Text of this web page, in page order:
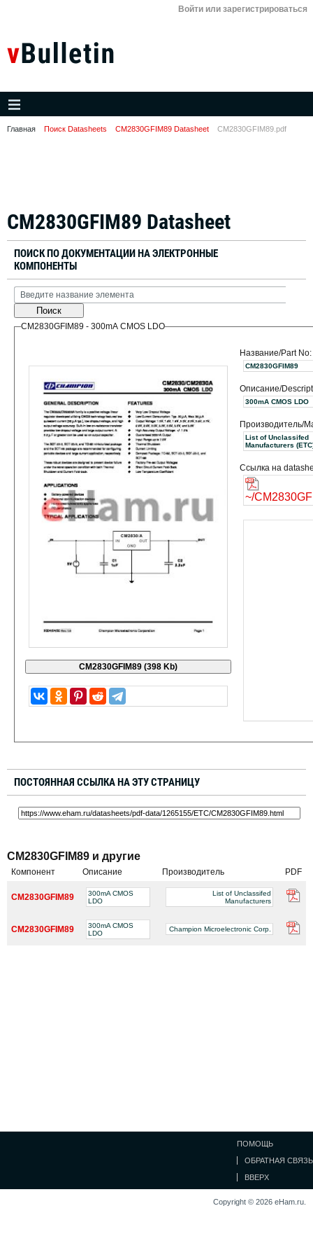
Войти или зарегистрироваться
Главная Поиск Datasheets CM2830GFIM89 Datasheet CM2830GFIM89.pdf
CM2830GFIM89 Datasheet
ПОИСК ПО ДОКУМЕНТАЦИИ НА ЭЛЕКТРОННЫЕ
КОМПОНЕНТЫ
Поиск
CM2830GFIM89 - 300mA CMOS LDO
Название/Part No:
CM2830GFIM89
Описание/
300mA CMOS LDO
Производитель/
List of Unclassifed
Manufacturers
Ссылка на
~/
ПОСТОЯННАЯ ССЫЛКА НА ЭТУ СТРАНИЦУ
CM2830GFIM89 и другие
Компонент Описание Производитель PDF
CM2830GFIM89
300mA CMOS
LDO
List of Unclassifed
Manufacturers
CM2830GFIM89
300mA CMOS
LDO
Champion Microelectronic Corp.
ПОМОЩЬ
ОБРАТНАЯ СВЯЗЬ
ВВЕРХ
Copyright © 2026 eHam.ru.